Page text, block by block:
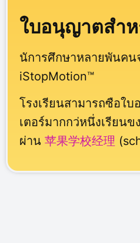
ใบอนุญาตสำ
นัการศึกษาหลายพันคน
iStopMotion™
โรงเรียนสามารถซือใ
เตอร์มากกว่หนึ่งเรียน
ผ่าน 苹果学校经理